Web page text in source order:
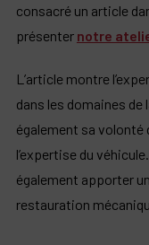
consacré un article
présenter notre
L’article montre
dans les domaines de
également sa volonté
l’expertise du
également apporter
restauration